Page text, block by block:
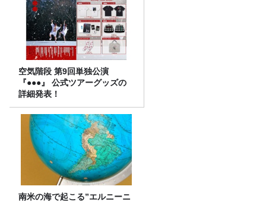
空気階段 第9回単独公演
『●●●』 公式ツアーグッズの
詳細発表！
南米の海で起こる”エルニーニ